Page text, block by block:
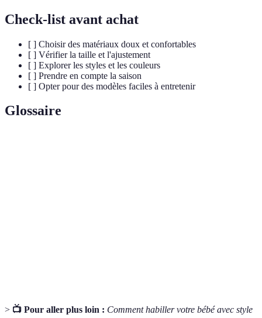
Check-list avant achat
[ ] Choisir des matériaux doux et confortables
[ ] Vérifier la taille et l'ajustement
[ ] Explorer les styles et les couleurs
[ ] Prendre en compte la saison
[ ] Opter pour des modèles faciles à entretenir
Glossaire
> 📺 Pour aller plus loin : Comment habiller votre bébé avec style